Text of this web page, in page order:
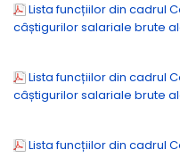
Lista funcțiilor din cadrul
câștigurilor salariale brute
Lista funcțiilor din cadrul
câștigurilor salariale brute
Lista funcțiilor din cadrul